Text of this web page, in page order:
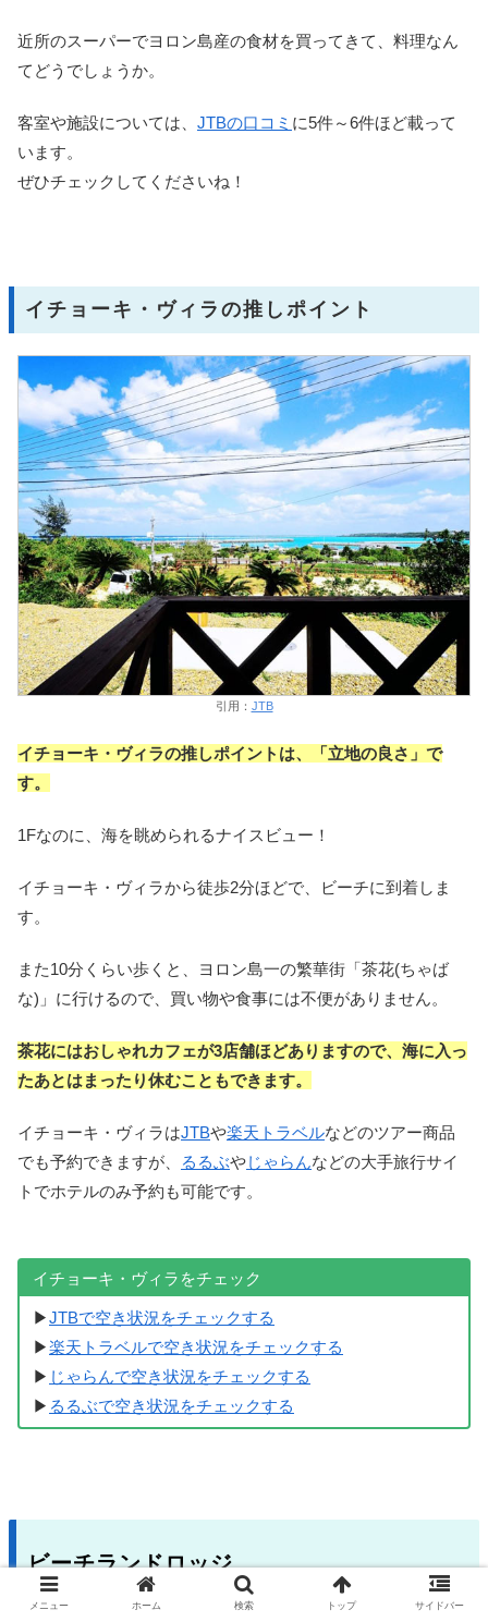
近所のスーパーでヨロン島産の食材を買ってきて、料理なん
てどうでしょうか。
客室や施設については、 JTBの口コミ に5件～6件ほど載って
います。
ぜひチェックしてくださいね！
イチョーキ・ヴィラの推しポイント
引用： JTB
イチョーキ・ヴィラの推しポイントは、「立地の良さ」で
す。
1Fなのに、海を眺められるナイスビュー！
イチョーキ・ヴィラから徒歩2分ほどで、ビーチに到着しま
す。
また10分くらい歩くと、ヨロン島一の繁華街「茶花(ちゃば
な)」に行けるので、買い物や食事には不便がありません。
茶花にはおしゃれカフェが3店舗ほどありますので、海に入っ
たあとはまったり休むこともできます。
イチョーキ・ヴィラはJTBや楽天トラベルなどのツアー商品
でも予約できますが、
るるぶやじゃらんなどの大手旅行サイ
トでホテルのみ予約も可能です。
イチョーキ・ヴィラをチェック
▶JTBで空き状況をチェックする
▶楽天トラベルで空き状況をチェックする
▶ じゃらんで空き状況をチェックする
▶ るるぶで空き状況をチェックする
ビーチランドロッジ
メニュー ホーム 検索 トップ サイドバー